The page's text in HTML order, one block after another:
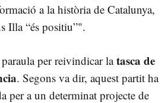
a la història de Catalunya,
Illa “és positiu”".
per reivindicar latasca de
. Segons va dir, aquest partit ha
per a un determinat projecte de